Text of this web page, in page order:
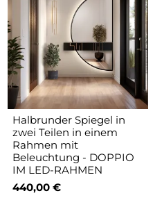
Halbrunder Spiegel in
zwei Teilen in einem
Rahmen mit
Beleuchtung - DOPPIO
IM LED-RAHMEN
440,00 €